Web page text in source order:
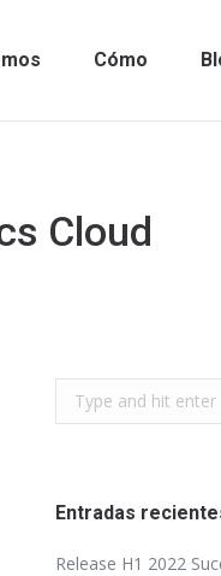
Cómo
Cloud
Search:
Entradas
Release H1 2022